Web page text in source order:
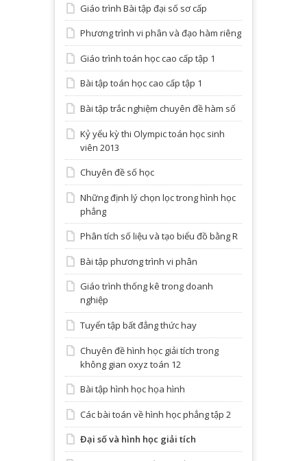
Giáo trình Bài tập đại số sơ cấp
Phương trình vi phân và đạo hàm riêng
Giáo trình toán học cao cấp tập 1
Bài tập toán học cao cấp tập 1
Bài tập trắc nghiệm chuyên đề hàm số
Kỷ yếu kỳ thi Olympic toán học sinh
viên 2013
Chuyên đề số học
Những định lý chọn lọc trong hình học
phẳng
Phân tích số liệu và tạo biểu đồ bằng R
Bài tập phương trình vi phân
Giáo trình thống kê trong doanh
nghiệp
Tuyển tập bất đẳng thức hay
Chuyên đề hình học giải tích trong
không gian oxyz toán 12
Bài tập hình học họa hình
Các bài toán về hình học phẳng tập 2
Đại số và hình học giải tích